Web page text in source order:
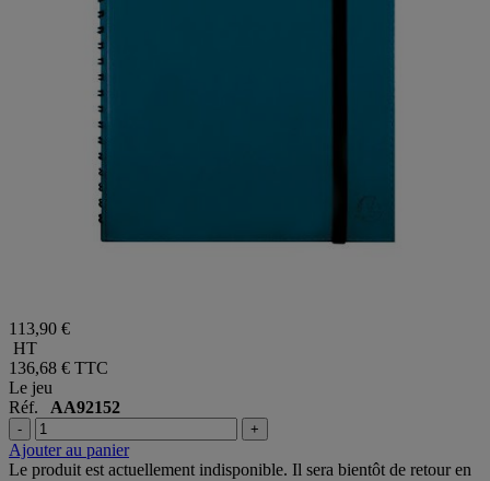
113,90 €
HT
136,68 € TTC
Le jeu
Réf. AA92152
- +
Ajouter au panier
Le produit est actuellement indisponible. Il sera bientôt de retour en